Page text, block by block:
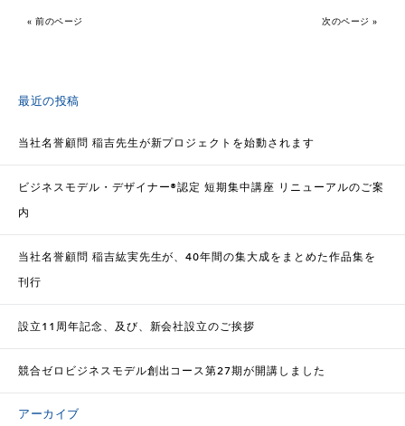
« 前のページ 次のページ »
最近の投稿
当社名誉顧問 稲吉先生が新プロジェクトを始動されます
ビジネスモデル・デザイナー®認定 短期集中講座 リニューアルのご案
内
当社名誉顧問 稲吉紘実先生が、40年間の集大成をまとめた作品集を
刊行
設立11周年記念、及び、新会社設立のご挨拶
競合ゼロビジネスモデル創出コース第27期が開講しました
アーカイブ